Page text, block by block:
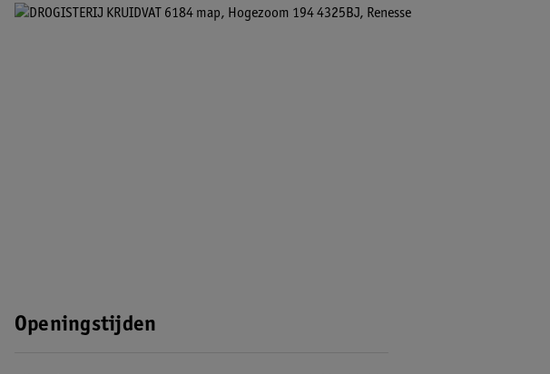
Openingstijden